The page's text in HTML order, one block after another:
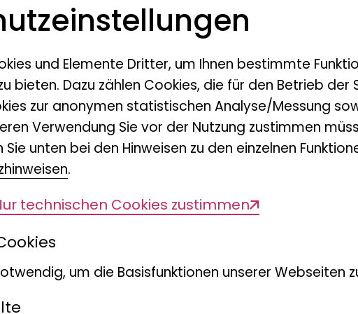
Sammlungen
Geologisch-
und Elemente Dritter, um Ihnen bestimmte
bieten. Dazu zählen Cookies, die für den Betrieb der
zur anonymen statistischen Analyse/Messung
Verwendung Sie vor der Nutzung zustimmen
unten bei den Hinweisen zu den einzelnen
.
technischen Cookies zustimmen
um die Basisfunktionen unserer Webseiten